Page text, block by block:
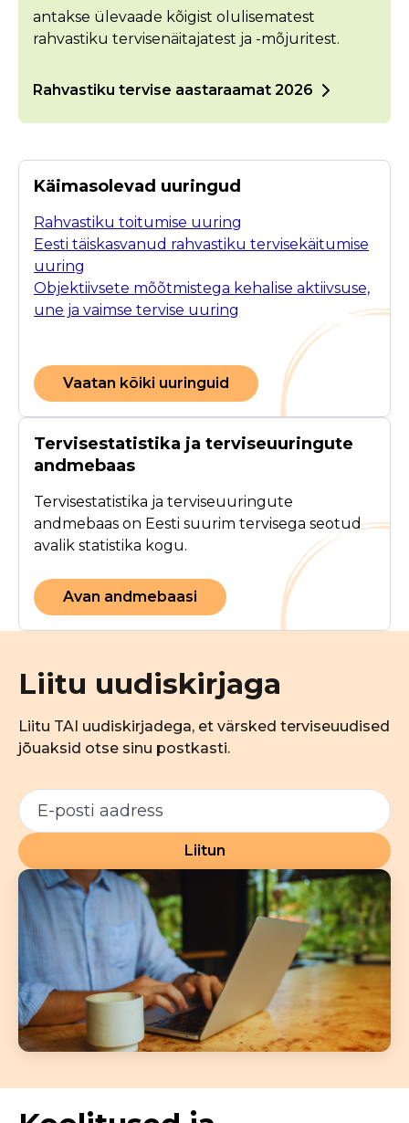
antakse ülevaade kõigist olulisematest
rahvastiku tervisenäitajatest ja -mõjuritest.
Rahvastiku tervise aastaraamat 2026
Käimasolevad uuringud
Rahvastiku toitumise uuring
Eesti täiskasvanud rahvastiku tervisekäitumise
uuring
Objektiivsete mõõtmistega kehalise aktiivsuse,
une ja vaimse tervise uuring
Vaatan kõiki uuringuid
Tervisestatistika ja terviseuuringute
andmebaas
Tervisestatistika ja terviseuuringute
andmebaas on Eesti suurim tervisega seotud
avalik statistika kogu.
Avan andmebaasi
Liitu uudiskirjaga
Liitu TAI uudiskirjadega, et värsked terviseuudised
jõuaksid otse sinu postkasti.
Liitun